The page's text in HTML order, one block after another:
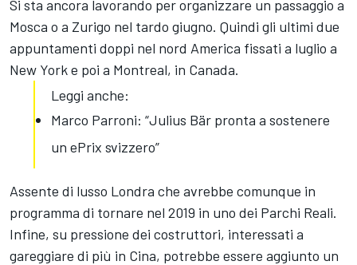
Si sta ancora lavorando per organizzare un passaggio a
Mosca o a Zurigo nel tardo giugno. Quindi gli ultimi due
appuntamenti doppi nel nord America fissati a luglio a
New York e poi a Montreal, in Canada.
Leggi anche:
Marco Parroni: “Julius Bär pronta a sostenere
un ePrix svizzero”
Assente di lusso Londra che avrebbe comunque in
programma di tornare nel 2019 in uno dei Parchi Reali.
Infine, su pressione dei costruttori, interessati a
gareggiare di più in Cina, potrebbe essere aggiunto un